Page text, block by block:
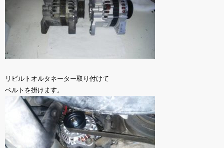
リビルトオルタネーター取り付けて
ベルトを掛けます。